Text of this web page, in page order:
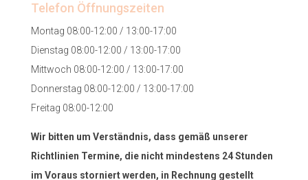
Telefon Öffnungszeiten
Montag 08:00-12:00 / 13:00-17:00
Dienstag 08:00-12:00 / 13:00-17:00
Mittwoch 08:00-12:00 / 13:00-17:00
Donnerstag 08:00-12:00 / 13:00-17:00
Freitag 08:00-12:00
Wir bitten um Verständnis, dass gemäß unserer
Richtlinien Termine, die nicht mindestens 24 Stunden
im Voraus storniert werden, in Rechnung gestellt